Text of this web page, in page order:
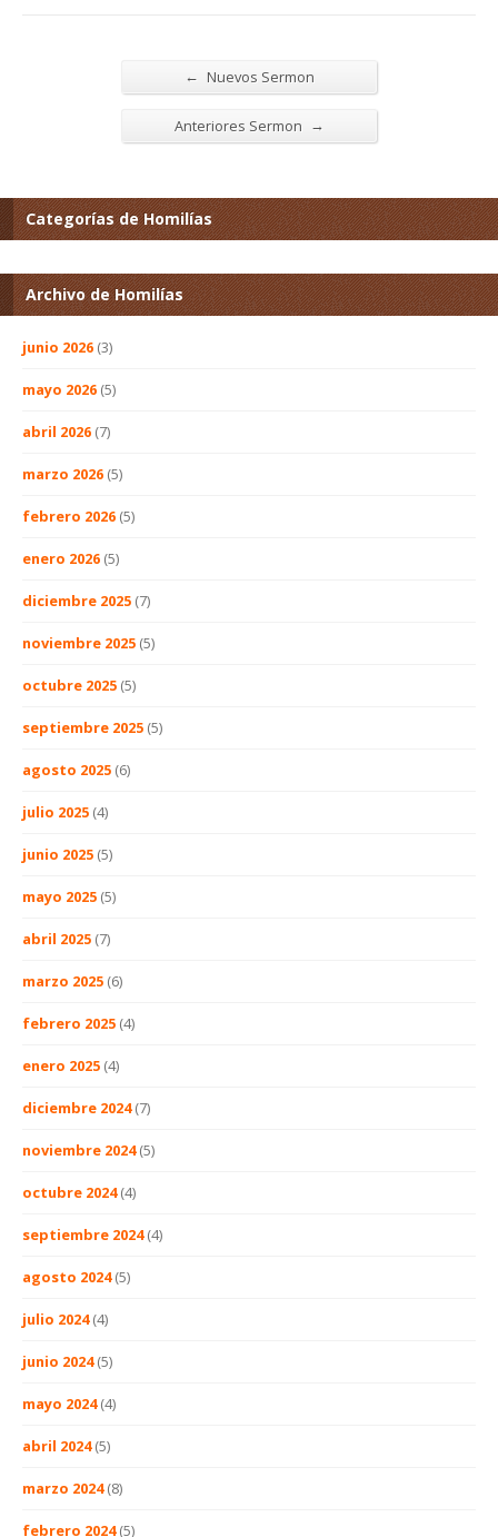
← Nuevos Sermon
Anteriores Sermon →
Categorías de Homilías
Archivo de Homilías
junio 2026 (3)
mayo 2026 (5)
abril 2026 (7)
marzo 2026 (5)
febrero 2026 (5)
enero 2026 (5)
diciembre 2025 (7)
noviembre 2025 (5)
octubre 2025 (5)
septiembre 2025 (5)
agosto 2025 (6)
julio 2025 (4)
junio 2025 (5)
mayo 2025 (5)
abril 2025 (7)
marzo 2025 (6)
febrero 2025 (4)
enero 2025 (4)
diciembre 2024(7)
noviembre 2024(5)
octubre 2024(4)
septiembre 2024(4)
agosto 2024(5)
julio 2024(4)
junio 2024(5)
mayo 2024(4)
abril 2024(5)
marzo 2024(8)
febrero 2024(5)